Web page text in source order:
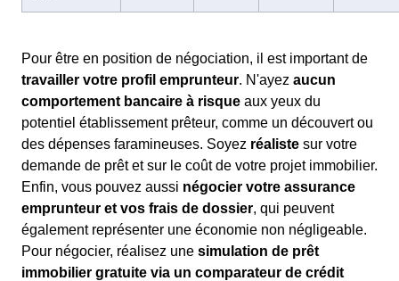
Pour être en position de négociation, il est important de
travailler votre profil emprunteur. N'ayez aucun
comportement bancaire à risque aux yeux du
potentiel établissement prêteur, comme un découvert ou
des dépenses faramineuses. Soyez réaliste sur votre
demande de prêt et sur le coût de votre projet immobilier.
Enfin, vous pouvez aussi négocier votre assurance
emprunteur et vos frais de dossier, qui peuvent
également représenter une économie non négligeable.
Pour négocier, réalisez une simulation de prêt
immobilier gratuite via un comparateur de crédit